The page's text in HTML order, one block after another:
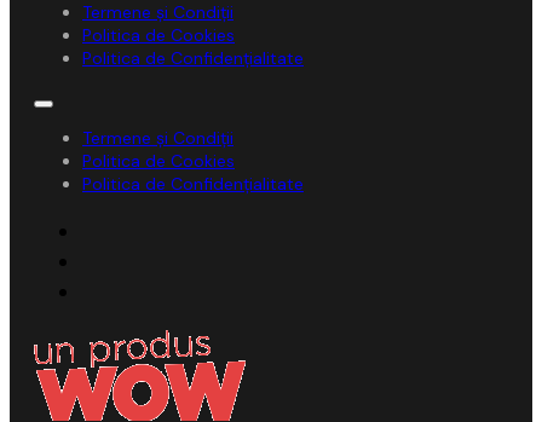
Termene și Condiții
Politica de Cookies
Politica de Confidențialitate
Termene și Condiții
Politica de Cookies
Politica de Confidențialitate